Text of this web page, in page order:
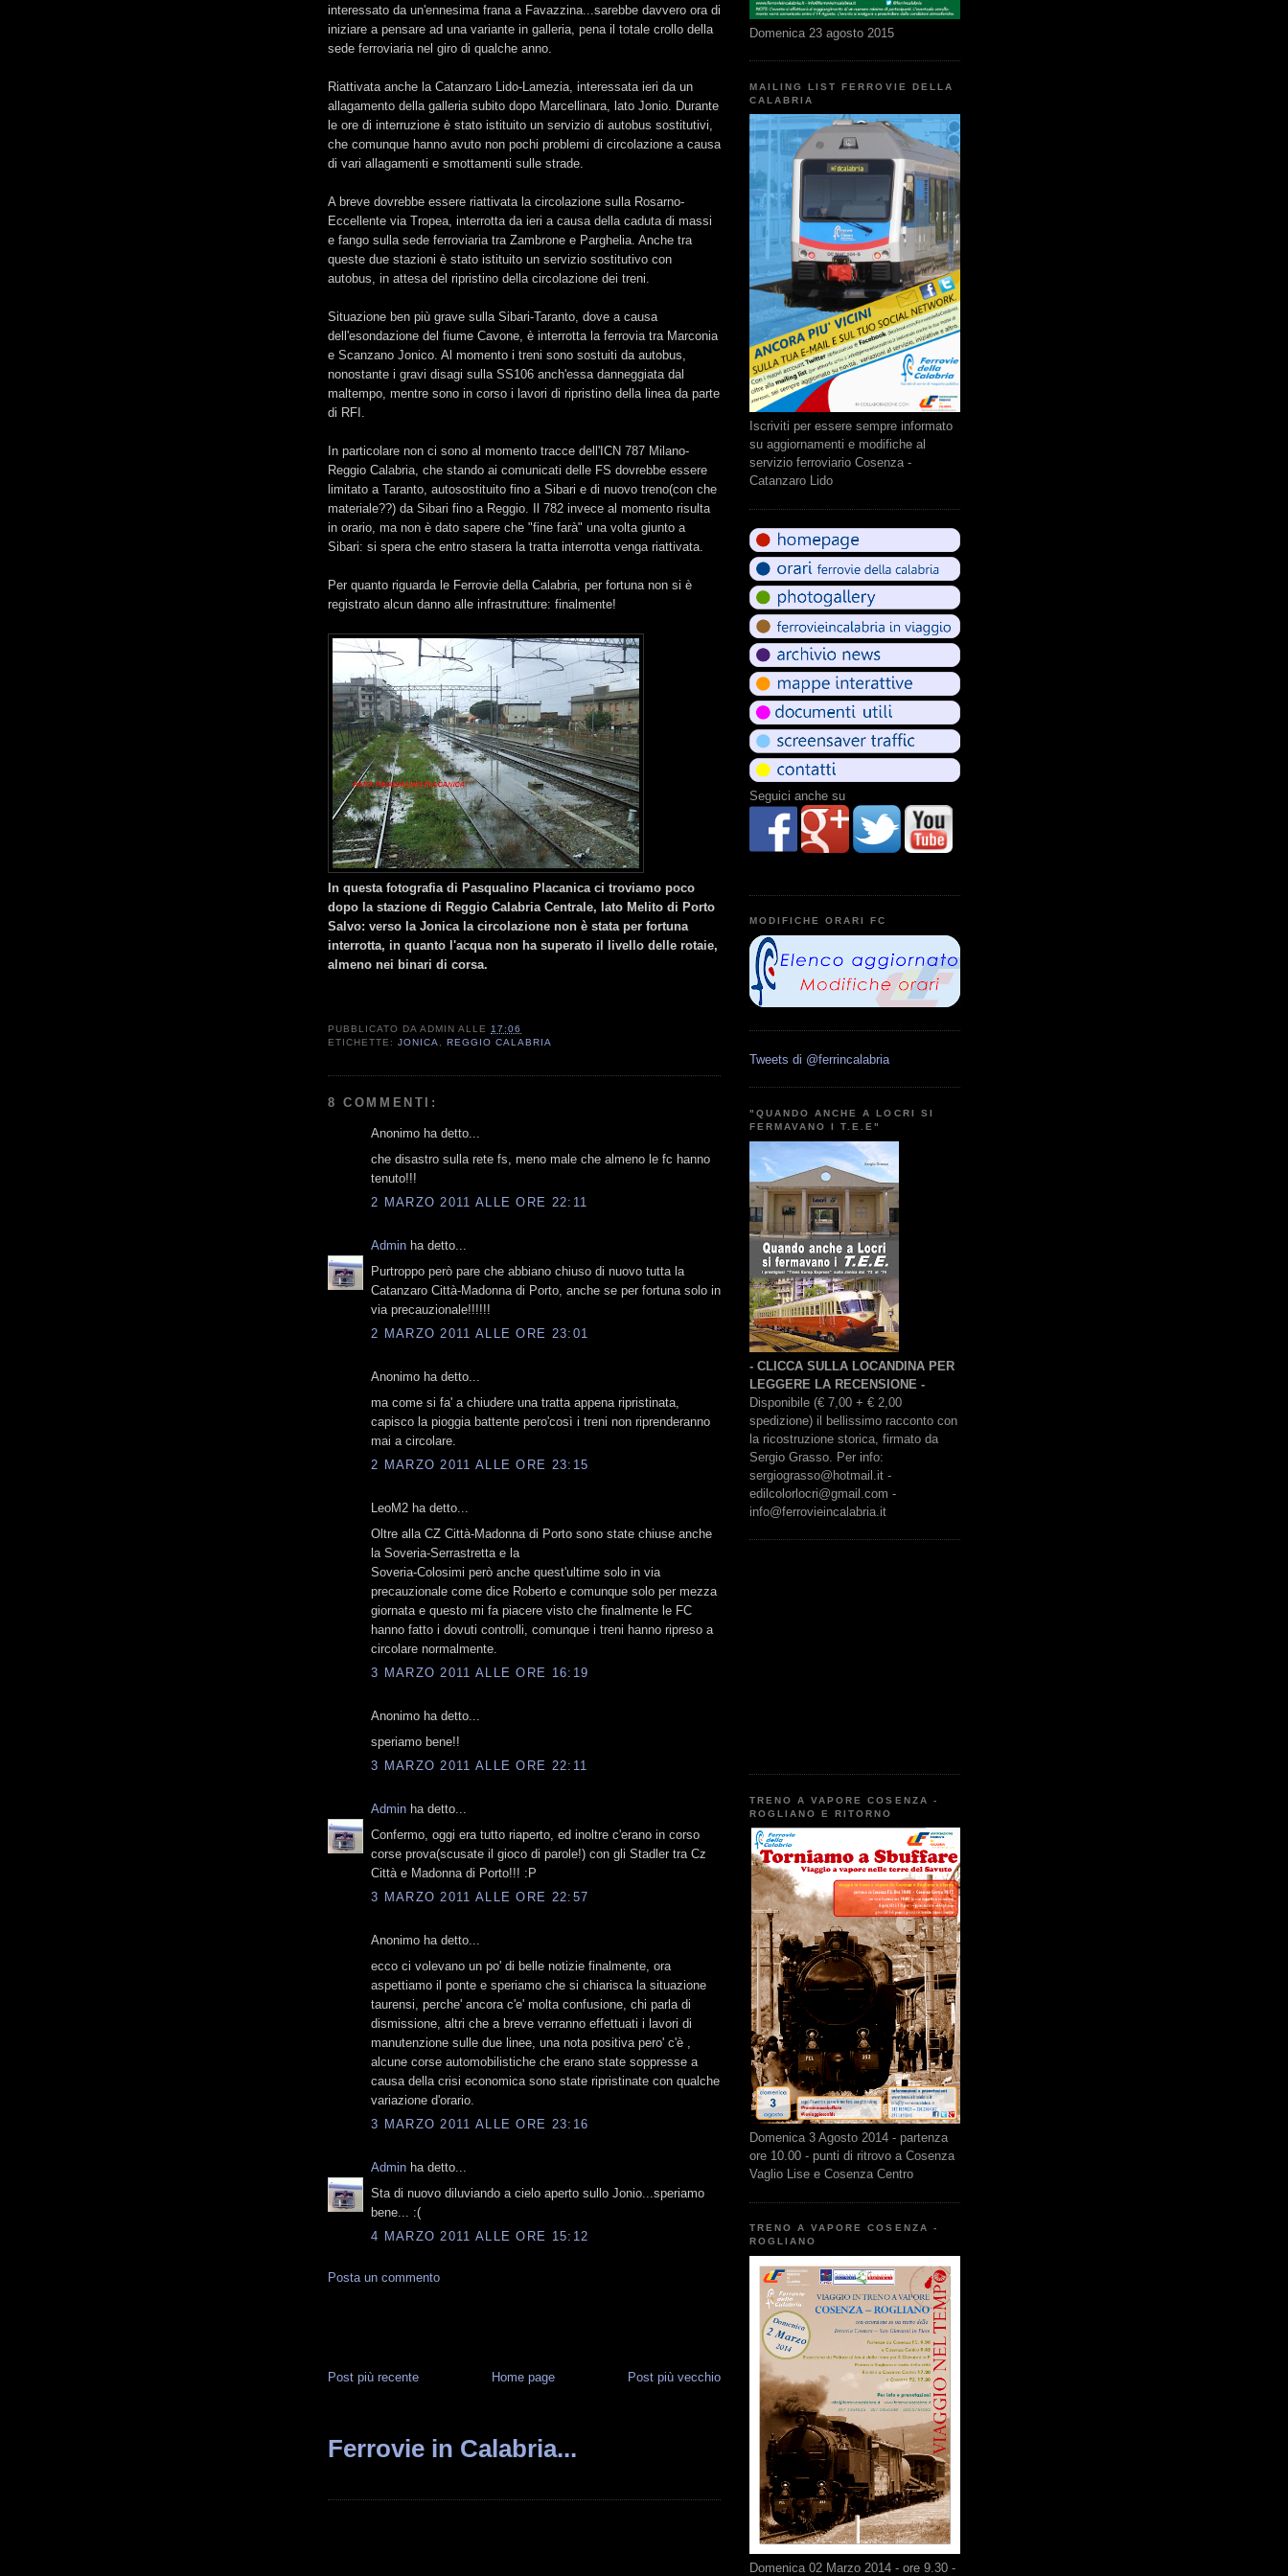
interessato da un'ennesima frana a Favazzina...sarebbe davvero ora di
iniziare a pensare ad una variante in galleria, pena il totale crollo della
sede ferroviaria nel giro di qualche anno.
Riattivata anche la Catanzaro Lido-Lamezia, interessata ieri da un
allagamento della galleria subito dopo Marcellinara, lato Jonio. Durante
le ore di interruzione è stato istituito un servizio di autobus sostitutivi,
che comunque hanno avuto non pochi problemi di circolazione a causa
di vari allagamenti e smottamenti sulle strade.
A breve dovrebbe essere riattivata la circolazione sulla Rosarno-
Eccellente via Tropea, interrotta da ieri a causa della caduta di massi
e fango sulla sede ferroviaria tra Zambrone e Parghelia. Anche tra
queste due stazioni è stato istituito un servizio sostitutivo con
autobus, in attesa del ripristino della circolazione dei treni.
Situazione ben più grave sulla Sibari-Taranto, dove a causa
dell'esondazione del fiume Cavone, è interrotta la ferrovia tra Marconia
e Scanzano Jonico. Al momento i treni sono sostuiti da autobus,
nonostante i gravi disagi sulla SS106 anch'essa danneggiata dal
maltempo, mentre sono in corso i lavori di ripristino della linea da parte
di RFI.
In particolare non ci sono al momento tracce dell'ICN 787 Milano-
Reggio Calabria, che stando ai comunicati delle FS dovrebbe essere
limitato a Taranto, autosostituito fino a Sibari e di nuovo treno(con che
materiale??) da Sibari fino a Reggio. Il 782 invece al momento risulta
in orario, ma non è dato sapere che "fine farà" una volta giunto a
Sibari: si spera che entro stasera la tratta interrotta venga riattivata.
Per quanto riguarda le Ferrovie della Calabria, per fortuna non si è
registrato alcun danno alle infrastrutture: finalmente!
In questa fotografia di Pasqualino Placanica ci troviamo poco
dopo la stazione di Reggio Calabria Centrale, lato Melito di Porto
Salvo: verso la Jonica la circolazione non è stata per fortuna
interrotta, in quanto l'acqua non ha superato il livello delle rotaie,
almeno nei binari di corsa.
PUBBLICATO DAADMIN ALLE 17:06
ETICHETTE:JONICA ,REGGIO CALABRIA
8 COMMENTI:
Anonimo ha detto...
che disastro sulla rete fs, meno male che almeno le fc hanno
tenuto!!!
2 MARZO 2011 ALLE ORE 22:11
Admin ha detto...
Purtroppo però pare che abbiano chiuso di nuovo tutta la
Catanzaro Città-Madonna di Porto, anche se per fortuna solo in
via precauzionale!!!!!!
2 MARZO 2011 ALLE ORE 23:01
Anonimo ha detto...
ma come si fa' a chiudere una tratta appena ripristinata,
capisco la pioggia battente pero'così i treni non riprenderanno
mai a circolare.
2 MARZO 2011 ALLE ORE 23:15
LeoM2 ha detto...
Oltre alla CZ Città-Madonna di Porto sono state chiuse anche
la Soveria-Serrastretta e la
Soveria-Colosimi però anche quest'ultime solo in via
precauzionale come dice Roberto e comunque solo per mezza
giornata e questo mi fa piacere visto che finalmente le FC
hanno fatto i dovuti controlli, comunque i treni hanno ripreso a
circolare normalmente.
3 MARZO 2011 ALLE ORE 16:19
Anonimo ha detto...
speriamo bene!!
3 MARZO 2011 ALLE ORE 22:11
Admin ha detto...
Confermo, oggi era tutto riaperto, ed inoltre c'erano in corso
corse prova(scusate il gioco di parole!) con gli Stadler tra Cz
Città e Madonna di Porto!!! :P
3 MARZO 2011 ALLE ORE 22:57
Anonimo ha detto...
ecco ci volevano un po' di belle notizie finalmente, ora
aspettiamo il ponte e speriamo che si chiarisca la situazione
taurensi, perche' ancora c'e' molta confusione, chi parla di
dismissione, altri che a breve verranno effettuati i lavori di
manutenzione sulle due linee, una nota positiva pero' c'è ,
alcune corse automobilistiche che erano state soppresse a
causa della crisi economica sono state ripristinate con qualche
variazione d'orario.
3 MARZO 2011 ALLE ORE 23:16
Admin ha detto...
Sta di nuovo diluviando a cielo aperto sullo Jonio...speriamo
bene... :(
4 MARZO 2011 ALLE ORE 15:12
Posta un commento
Post più recente Post più vecchio
Home page
Ferrovie in Calabria...
Domenica 23 agosto 2015
MAILING LIST FERROVIE DELLA
CALABRIA
Iscriviti per essere sempre informato
su aggiornamenti e modifiche al
servizio ferroviario Cosenza -
Catanzaro Lido
Seguici anche su
MODIFICHE ORARI FC
Tweets di @ferrincalabria
"QUANDO ANCHE A LOCRI SI
FERMAVANO I T.E.E"
- CLICCA SULLA LOCANDINA PER
LEGGERE LA RECENSIONE -
Disponibile (€ 7,00 + € 2,00
spedizione) il bellissimo racconto con
la ricostruzione storica, firmato da
Sergio Grasso. Per info:
sergiograsso@hotmail.it -
edilcolorlocri@gmail.com -
info@ferrovieincalabria.it
TRENO A VAPORE COSENZA -
ROGLIANO E RITORNO
Domenica 3 Agosto 2014 - partenza
ore 10.00 - punti di ritrovo a Cosenza
Vaglio Lise e Cosenza Centro
TRENO A VAPORE COSENZA -
ROGLIANO
Domenica 02 Marzo 2014 - ore 9.30 -